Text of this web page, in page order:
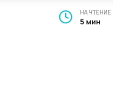
НА ЧТЕНИЕ
5 мин